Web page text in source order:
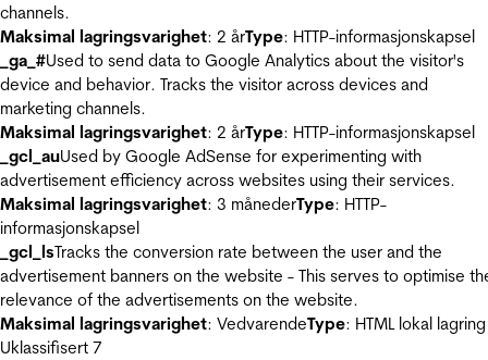
channels.
Maksimal lagringsvarighet: 2 årType: HTTP-informasjonskapsel
_ga_#Used to send data to Google Analytics about the visitor's
device and behavior. Tracks the visitor across devices and
marketing channels.
Maksimal lagringsvarighet: 2 årType: HTTP-informasjonskapsel
_gcl_auUsed by Google AdSense for experimenting with
advertisement efficiency across websites using their services.
Maksimal lagringsvarighet: 3 månederType: HTTP-
informasjonskapsel
_gcl_lsTracks the conversion rate between the user and the
advertisement banners on the website - This serves to optimise
relevance of the advertisements on the website.
Maksimal lagringsvarighet: VedvarendeType: HTML lokal lagring
Uklassifisert 7